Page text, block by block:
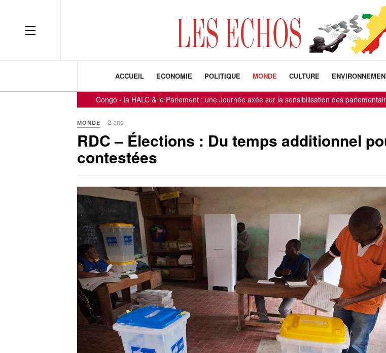
ACCUEIL ECONOMIE POLITIQUE MONDE CULTURE
Congo - la HALC & le Parlement : une Journée axée sur la sensibilisation des parlementaires à la
MONDE 2 ans
RDC – Élections : Du temps additionnel
contestées